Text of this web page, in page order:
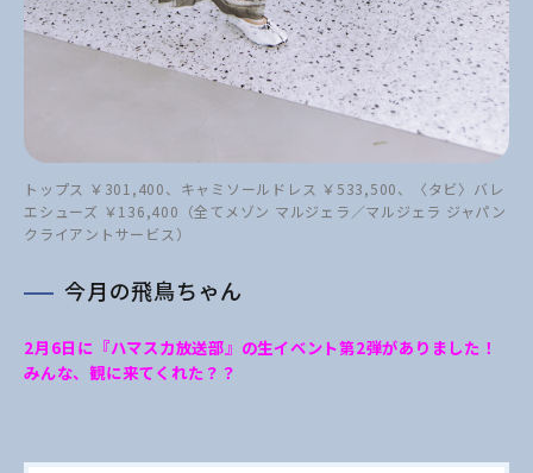
トップス ￥301,400、キャミソールドレス ￥533,500、〈タビ〉バレ
エシューズ ￥136,400（全てメゾン マルジェラ／マルジェラ ジャパン
クライアントサービス）
今月の飛鳥ちゃん
2月6日に『ハマスカ放送部』の生イベント第2弾がありました！
みんな、観に来てくれた？？